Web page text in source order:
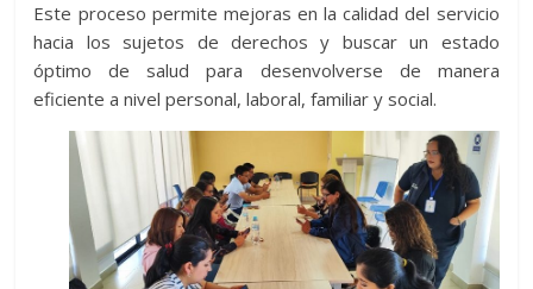
Este proceso permite mejoras en la calidad del servicio
hacia los sujetos de derechos y buscar un estado
óptimo de salud para desenvolverse de manera
eficiente a nivel personal, laboral, familiar y social.